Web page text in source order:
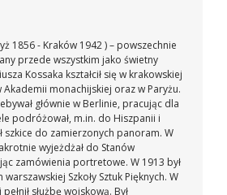
1856 - Kraków 1942 ) – powszechnie
przede wszystkim jako świetny
Kossaka kształcił się w krakowskiej
Akademii monachijskiej oraz w Paryżu.
głównie w Berlinie, pracując dla
podróżował, m.in. do Hiszpanii i
szkice do zamierzonych panoram. W
wyjeżdżał do Stanów
zamówienia portretowe. W 1913 był
Szkoły Sztuk Pięknych. W
służbę wojskową. Był